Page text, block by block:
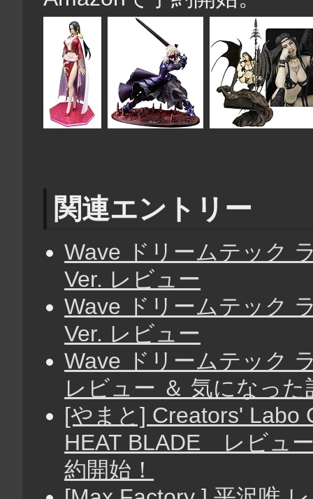
関連エントリー
Wave ドリームテック
Ver. レビュー
Wave ドリームテック
Ver. レビュー
Wave ドリームテック
レビュー ＆ 気になった
[やまと] Creators' Labo
HEAT BLADE レビュ
約開始！